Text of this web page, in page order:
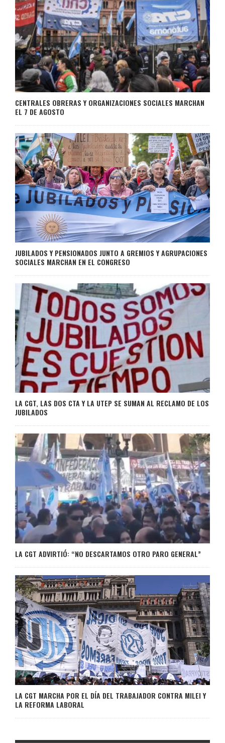
CENTRALES OBRERAS Y ORGANIZACIONES SOCIALES MARCHAN
EL 7 DE AGOSTO
JUBILADOS Y PENSIONADOS JUNTO A GREMIOS Y AGRUPACIONES
SOCIALES MARCHAN EN EL CONGRESO
LA CGT, LAS DOS CTA Y LA UTEP SE SUMAN AL RECLAMO DE LOS
JUBILADOS
LA CGT ADVIRTIÓ: “NO DESCARTAMOS OTRO PARO GENERAL”
LA CGT MARCHA POR EL DÍA DEL TRABAJADOR CONTRA MILEI Y
LA REFORMA LABORAL